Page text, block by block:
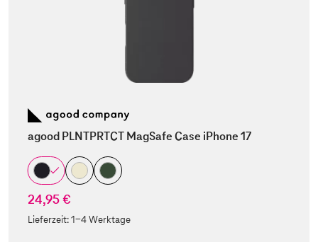
agood PLNTPRTCT MagSafe Case iPhone 17
24,95 €
Lieferzeit:1-4 Werktage